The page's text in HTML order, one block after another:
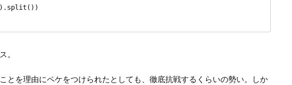
。
とを理由にペケをつけられたとしても、徹底抗戦するくらいの勢い。しか